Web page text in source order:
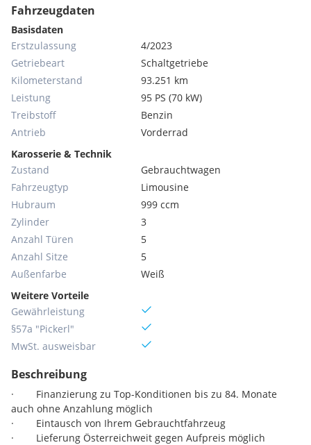
Fahrzeugdaten
Basisdaten
Erstzulassung
4/2023
Getriebeart
Schaltgetriebe
Kilometerstand
93.251 km
Leistung
95 PS (70 kW)
Treibstoff
Benzin
Antrieb
Vorderrad
Karosserie & Technik
Zustand
Gebrauchtwagen
Fahrzeugtyp
Limousine
Hubraum
999 ccm
Zylinder
3
Anzahl Türen
5
Anzahl Sitze
5
Außenfarbe
Weiß
Weitere Vorteile
Gewährleistung
§57a "Pickerl"
MwSt. ausweisbar
Beschreibung
· Finanzierung zu Top-Konditionen bis zu 84. Monate
auch ohne Anzahlung möglich
· Eintausch von Ihrem Gebrauchtfahrzeug
· Lieferung Österreichweit gegen Aufpreis möglich